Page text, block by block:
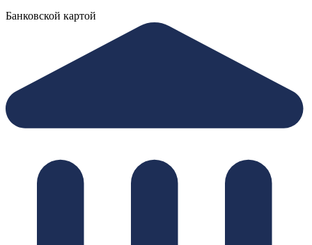
Банковской картой